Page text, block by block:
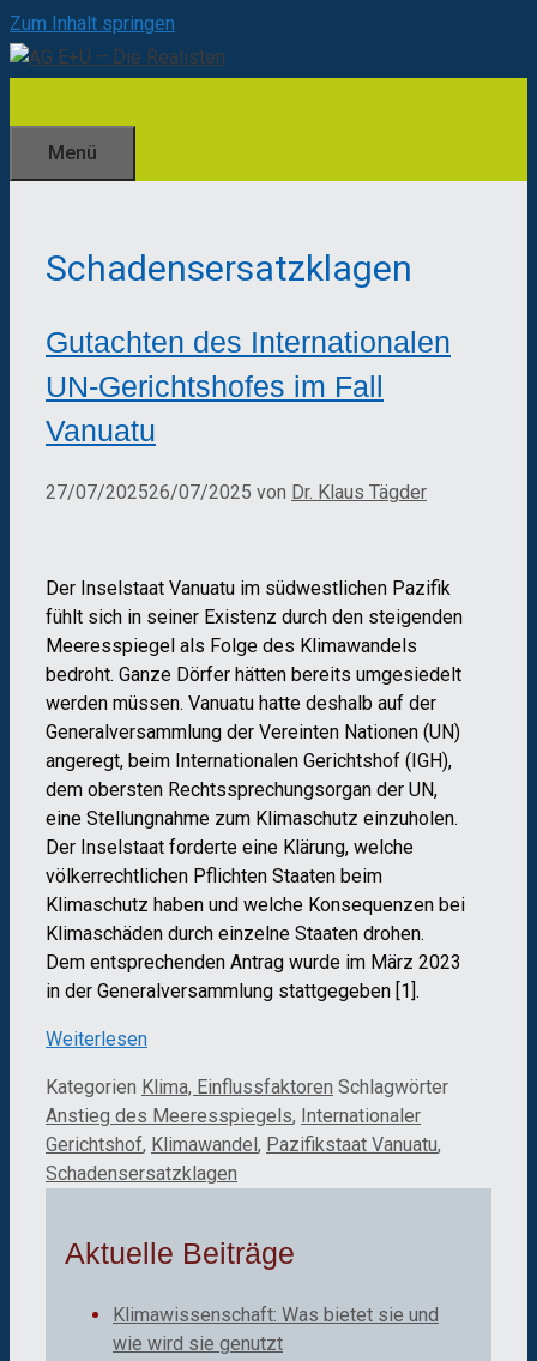
Zum Inhalt springen
Menü
Schadensersatzklagen
Gutachten des Internationalen
UN-Gerichtshofes im Fall
Vanuatu
27/07/202526/07/2025 von Dr. Klaus Tägder
Der Inselstaat Vanuatu im südwestlichen Pazifik
fühlt sich in seiner Existenz durch den steigenden
Meeresspiegel als Folge des Klimawandels
bedroht. Ganze Dörfer hätten bereits umgesiedelt
werden müssen. Vanuatu hatte deshalb auf der
Generalversammlung der Vereinten Nationen (UN)
angeregt, beim Internationalen Gerichtshof (IGH),
dem obersten Rechtssprechungsorgan der UN,
eine Stellungnahme zum Klimaschutz einzuholen.
Der Inselstaat forderte eine Klärung, welche
völkerrechtlichen Pflichten Staaten beim
Klimaschutz haben und welche Konsequenzen bei
Klimaschäden durch einzelne Staaten drohen.
Dem entsprechenden Antrag wurde im März 2023
in der Generalversammlung stattgegeben [1].
Weiterlesen
Kategorien Klima, Einflussfaktoren Schlagwörter
Anstieg des Meeresspiegels, Internationaler
Gerichtshof, Klimawandel, Pazifikstaat Vanuatu,
Schadensersatzklagen
Aktuelle Beiträge
Klimawissenschaft: Was bietet sie und
wie wird sie genutzt